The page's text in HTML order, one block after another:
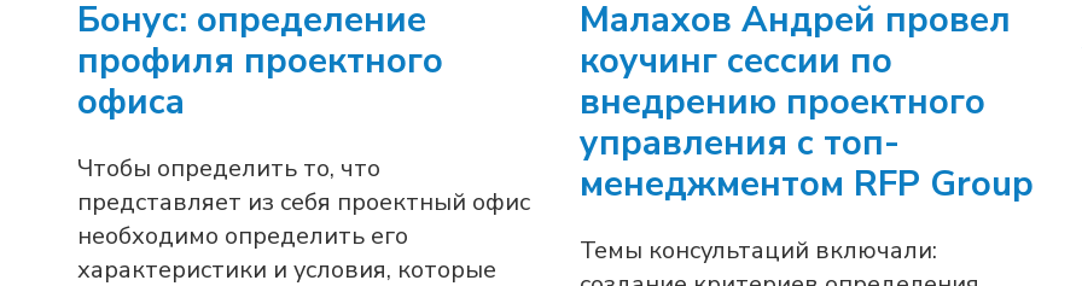
Бонус: определение
профиля проектного
офиса
Чтобы определить то, что
представляет из себя проектный офис
необходимо определить его
характеристики и условия, которые
Малахов Андрей провел
коучинг сессии по
внедрению проектного
управления с топ-
менеджментом RFP Group
Темы консультаций включали: